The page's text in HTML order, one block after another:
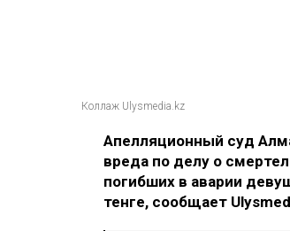
Коллаж Ulysmedia.kz
Апелляционный суд
вреда по делу о
погибших в аварии
тенге, сообщает